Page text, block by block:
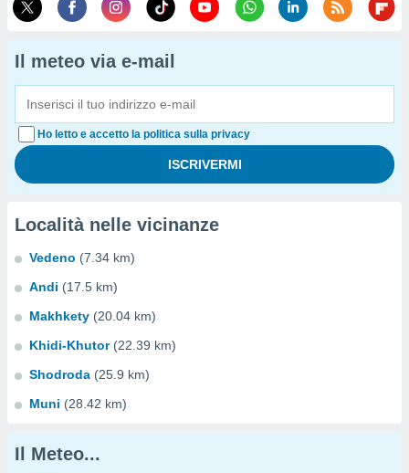
Il meteo via e-mail
Ho letto e accetto la politica sulla privacy
Località nelle vicinanze
Vedeno (7.34 km)
Andi (17.5 km)
Makhkety (20.04 km)
Khidi-Khutor (22.39 km)
Shodroda (25.9 km)
Muni (28.42 km)
Il Meteo...